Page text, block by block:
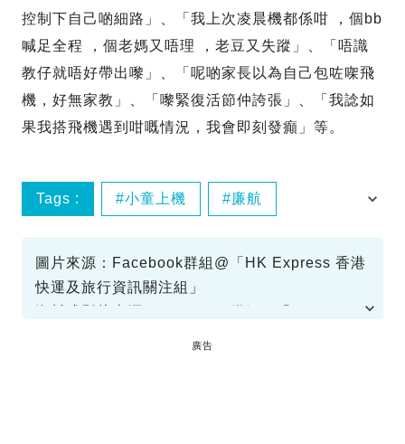
控制下自己啲細路」、「我上次凌晨機都係咁 ，個bb
喊足全程 ，個老媽又唔理 ，老豆又失蹤」、「唔識
教仔就唔好帶出嚟」、「呢啲家長以為自己包咗㗎飛
機，好無家教」、「嚟緊復活節仲誇張」、「我諗如
果我搭飛機遇到咁嘅情況，我會即刻發癲」等。
Tags : 小童上機 廉航
圖片來源：Facebook群組@「HK Express 香港
快運及旅行資訊關注組」
廣告